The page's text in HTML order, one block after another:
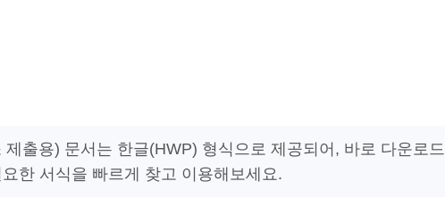
출용) 문서는 한글(HWP) 형식으로 제공되어, 바로 다운로드
한 서식을 빠르게 찾고 이용해보세요.